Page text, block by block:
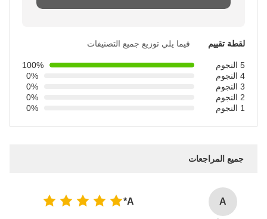
لقطة تقييم فيما يلي توزيع جميع التصنيفات
5 النجوم
100%
4 النجوم
0%
3 النجوم
0%
2 النجوم
0%
1 النجوم
0%
جميع المراجعات
A
A*